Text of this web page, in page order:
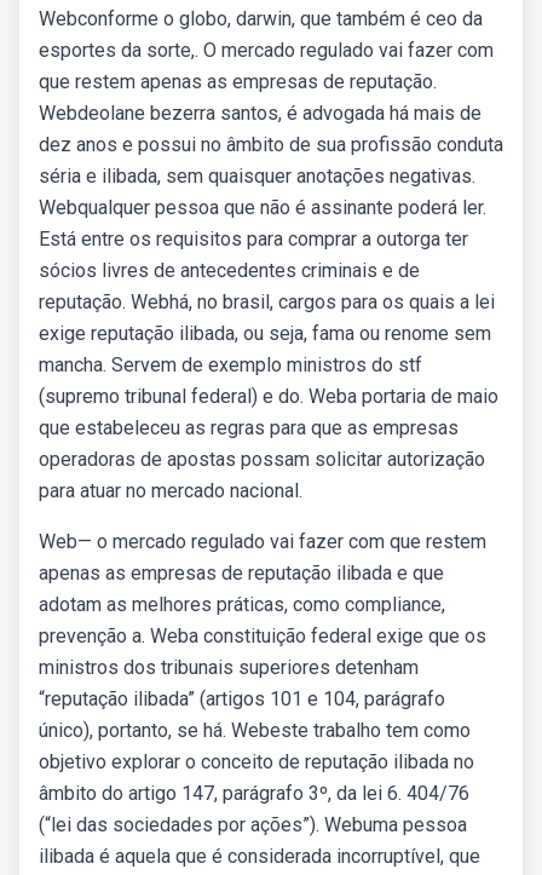
Webconforme o globo, darwin, que também é ceo da
esportes da sorte,. O mercado regulado vai fazer com
que restem apenas as empresas de reputação.
Webdeolane bezerra santos, é advogada há mais de
dez anos e possui no âmbito de sua profissão conduta
séria e ilibada, sem quaisquer anotações negativas.
Webqualquer pessoa que não é assinante poderá ler.
Está entre os requisitos para comprar a outorga ter
sócios livres de antecedentes criminais e de
reputação. Webhá, no brasil, cargos para os quais a lei
exige reputação ilibada, ou seja, fama ou renome sem
mancha. Servem de exemplo ministros do stf
(supremo tribunal federal) e do. Weba portaria de maio
que estabeleceu as regras para que as empresas
operadoras de apostas possam solicitar autorização
para atuar no mercado nacional.
Web— o mercado regulado vai fazer com que restem
apenas as empresas de reputação ilibada e que
adotam as melhores práticas, como compliance,
prevenção a. Weba constituição federal exige que os
ministros dos tribunais superiores detenham
“reputação ilibada” (artigos 101 e 104, parágrafo
único), portanto, se há. Webeste trabalho tem como
objetivo explorar o conceito de reputação ilibada no
âmbito do artigo 147, parágrafo 3º, da lei 6. 404/76
(“lei das sociedades por ações”). Webuma pessoa
ilibada é aquela que é considerada incorruptível, que